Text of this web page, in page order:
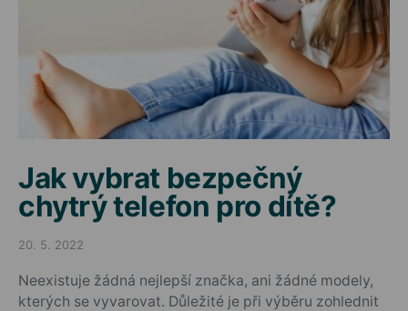
Jak vybrat bezpečný
chytrý telefon pro dítě?
Posted on
20. 5. 2022
Neexistuje žádná nejlepší značka, ani žádné modely,
kterých se vyvarovat. Důležité je při výběru zohlednit